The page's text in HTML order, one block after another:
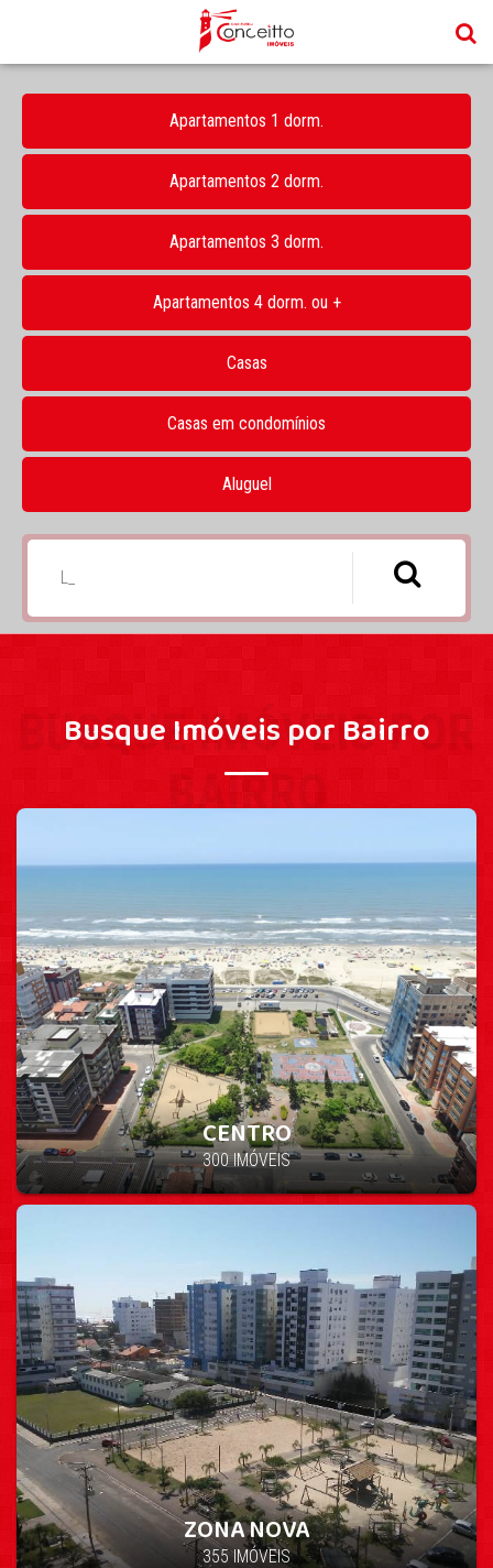
Apartamentos 1 dorm.
Apartamentos 2 dorm.
Apartamentos 3 dorm.
Apartamentos 4 dorm. ou +
Casas
Casas em condomínios
Aluguel
Busque Imóveis por Bairro
BUSQUE IMÓVEIS POR
BAIRRO
CENTRO
300 IMÓVEIS
ZONA NOVA
355 IMÓVEIS